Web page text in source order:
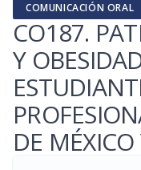
COMUNICACIÓN ORAL
CO187.
Y
DE